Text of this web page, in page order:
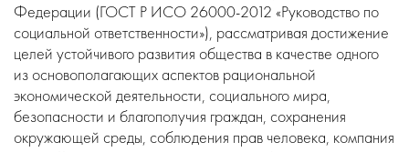
Федерации (ГОСТ Р ИСО 26000-2012 «Руководство по
социальной ответственности»), рассматривая достижение
целей устойчивого развития общества в качестве одного
из основополагающих аспектов рациональной
экономической деятельности, социального мира,
безопасности и благополучия граждан, сохранения
окружающей среды, соблюдения прав человека, компания